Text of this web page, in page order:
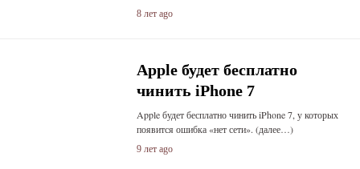
8 лет ago
Apple будет бесплатно
чинить iPhone 7
Apple будет бесплатно чинить iPhone 7, у которых
появится ошибка «нет сети». (далее…)
9 лет ago